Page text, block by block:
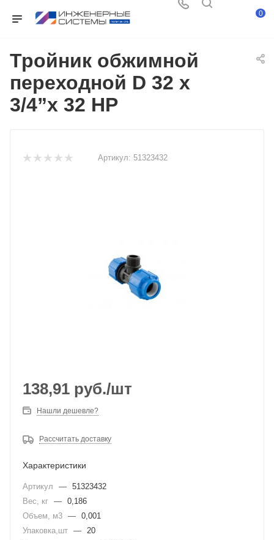
0
Тройник обжимной
переходной D 32 x
3/4”x 32 НР
Артикул: 51323432
138,91 руб./шт
Нашли дешевле?
Рассчитать доставку
Характеристики
Артикул — 51323432
Вес, кг — 0,186
Объем, м3 — 0,001
Упаковка,шт — 20